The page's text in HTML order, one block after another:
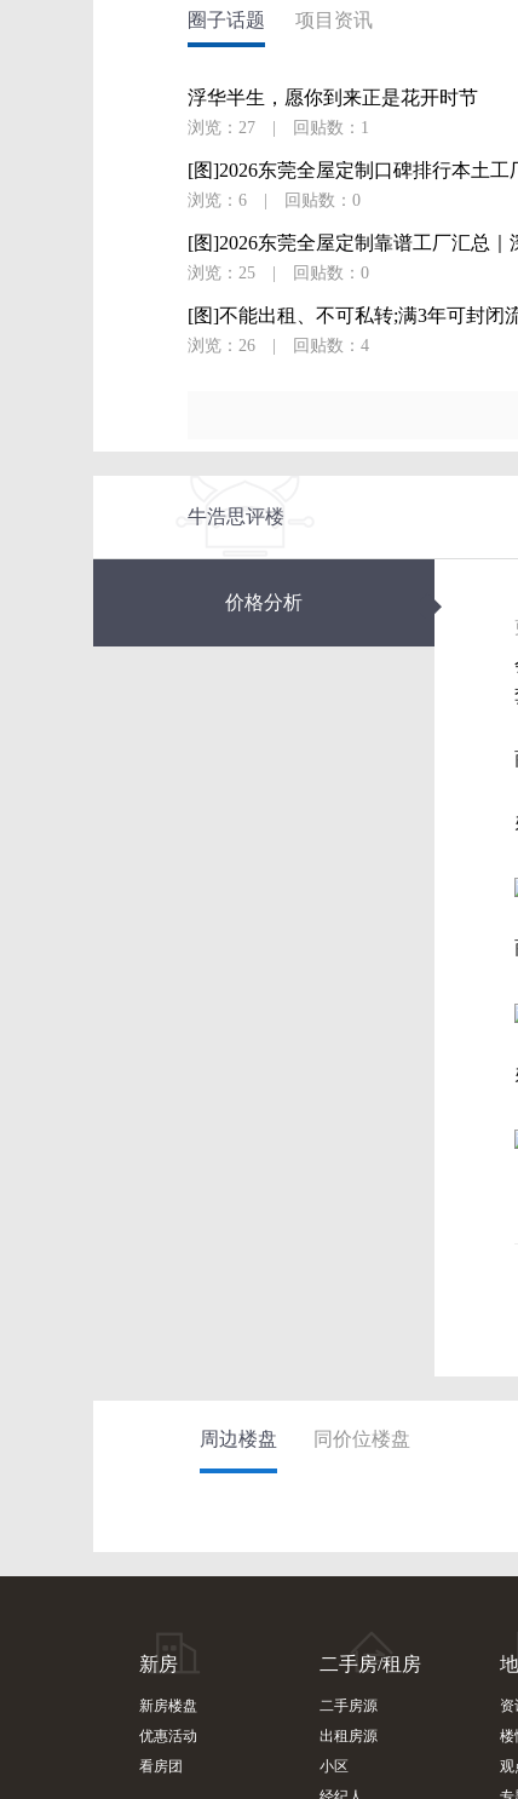
圈子话题 项目资讯
浮华半生，愿你到来正是花开时节
浏览：27 回贴数：1
[图]2026东莞全屋定制口碑排行本土工
浏览：6 回贴数：0
[图]2026东莞全屋定制靠谱工厂汇总｜
浏览：25 回贴数：0
[图]不能出租、不可私转;满3年可封闭
浏览：26 回贴数：4
牛浩思评楼
价格分析 ◆
周边楼盘 同价位楼盘
新房
新房楼盘
优惠活动
看房团
二手房/租房
二手房源
出租房源
小区
资
楼
观